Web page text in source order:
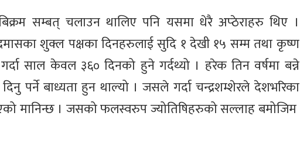
सम्बत् चलाउन थालिए पनि यसमा धेरै अप्ठेराहरु थिए ।
शुक्ल पक्षका दिनहरुलाई सुदि १ देखी १५ सम्म तथा कृष्ण
साल केवल ३६० दिनको हुने गर्दथ्यो । हरेक तिन वर्षमा बन्ने
पर्ने बाध्यता हुन थाल्यो । जसले गर्दा चन्द्रशम्शेरले देशभरिका
मानिन्छ । जसको फलस्वरुप ज्योतिषिहरुको सल्लाह बमोजिम